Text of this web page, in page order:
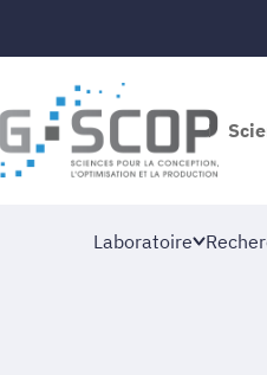
Laboratoire